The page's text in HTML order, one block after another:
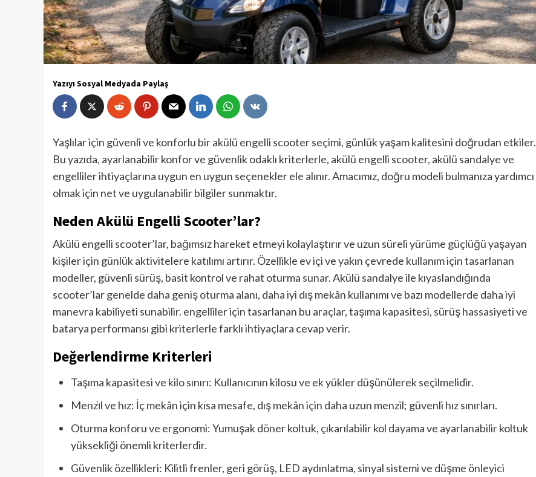
Yazıyı Sosyal Medyada Paylaş
Yaşlılar için güvenli ve konforlu bir akülü engelli scooter seçimi, günlük yaşam kalitesini doğrudan etkiler.
Bu yazıda, ayarlanabilir konfor ve güvenlik odaklı kriterlerle, akülü engelli scooter, akülü sandalye ve
engelliler ihtiyaçlarına uygun en uygun seçenekler ele alınır. Amacımız, doğru modeli bulmanıza yardımcı
olmak için net ve uygulanabilir bilgiler sunmaktır.
Neden Akülü Engelli Scooter’lar?
Akülü engelli scooter’lar, bağımsız hareket etmeyi kolaylaştırır ve uzun süreli yürüme güçlüğü yaşayan
kişiler için günlük aktivitelere katılımı artırır. Özellikle ev içi ve yakın çevrede kullanım için tasarlanan
modeller, güvenli sürüş, basit kontrol ve rahat oturma sunar. Akülü sandalye ile kıyaslandığında
scooter’lar genelde daha geniş oturma alanı, daha iyi dış mekân kullanımı ve bazı modellerde daha iyi
manevra kabiliyeti sunabilir. engelliler için tasarlanan bu araçlar, taşıma kapasitesi, sürüş hassasiyeti ve
batarya performansı gibi kriterlerle farklı ihtiyaçlara cevap verir.
Değerlendirme Kriterleri
Taşıma kapasitesi ve kilo sınırı: Kullanıcının kilosu ve ek yükler düşünülerek seçilmelidir.
Menzi̇l ve hız: İç mekân için kısa mesafe, dış mekân için daha uzun menzil; güvenli hız sınırları.
Oturma konforu ve ergonomi: Yumuşak döner koltuk, çıkarılabilir kol dayama ve ayarlanabilir koltuk
yüksekliği önemli kriterlerdir.
Güvenlik özellikleri: Kilitli frenler, geri görüş, LED aydınlatma, sinyal sistemi ve düşme önleyici